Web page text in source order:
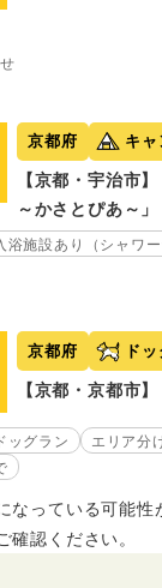
京都府 キ
【京都・宇治市
～かさとぴあ～」
浴施設あり（シャワー
京都府 ド
【京都・京都市
ッグラン エリア分
なっている可能性
認ください。